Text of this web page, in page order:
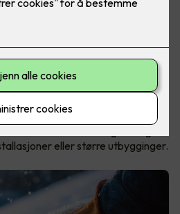
og
noe som gir kort leveringstid og
leveres både som kappbare
løsninger, tilpasset
eller større utbygginger.